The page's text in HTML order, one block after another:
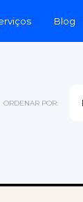
Blog
ORDENAR POR: